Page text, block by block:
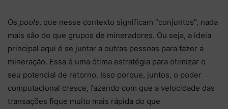
Os pools, que nesse contexto significam “conjuntos”, nada
mais são do que grupos de mineradores. Ou seja, a ideia
principal aqui é se juntar a outras pessoas para fazer a
mineração. Essa é uma ótima estratégia para otimizar o
seu potencial de retorno. Isso porque, juntos, o poder
computacional cresce, fazendo com que a velocidade das
transações fique muito mais rápida do que